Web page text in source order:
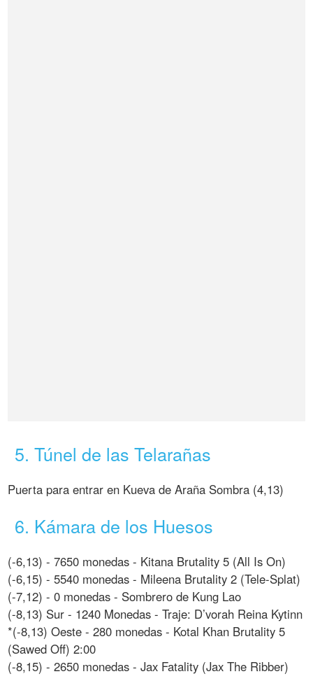
5. Túnel de las Telarañas
Puerta para entrar en Kueva de Araña Sombra (4,13)
6. Kámara de los Huesos
(-6,13) - 7650 monedas - Kitana Brutality 5 (All Is On)
(-6,15) - 5540 monedas - Mileena Brutality 2 (Tele-Splat)
(-7,12) - 0 monedas - Sombrero de Kung Lao
(-8,13) Sur - 1240 Monedas - Traje: D’vorah Reina Kytinn
*(-8,13) Oeste - 280 monedas - Kotal Khan Brutality 5
(Sawed Off) 2:00
(-8,15) - 2650 monedas - Jax Fatality (Jax The Ribber)